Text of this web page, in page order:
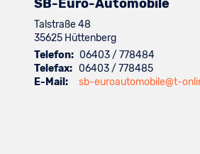
SB-Euro-Automobile
Talstraße 48
35625 Hüttenberg
Telefon: 06403 / 778484
Telefax: 06403 / 778485
E-Mail:
sb-euroautomobile@t-